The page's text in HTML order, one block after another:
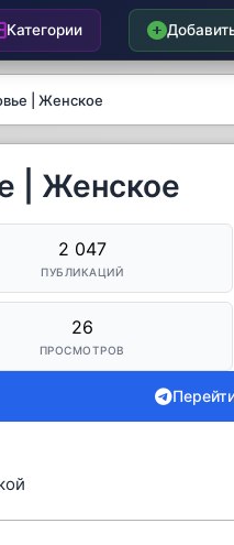
Категории
| Женское
| Женское
2 047
ПУБЛИКАЦИЙ
26
ПРОСМОТРОВ